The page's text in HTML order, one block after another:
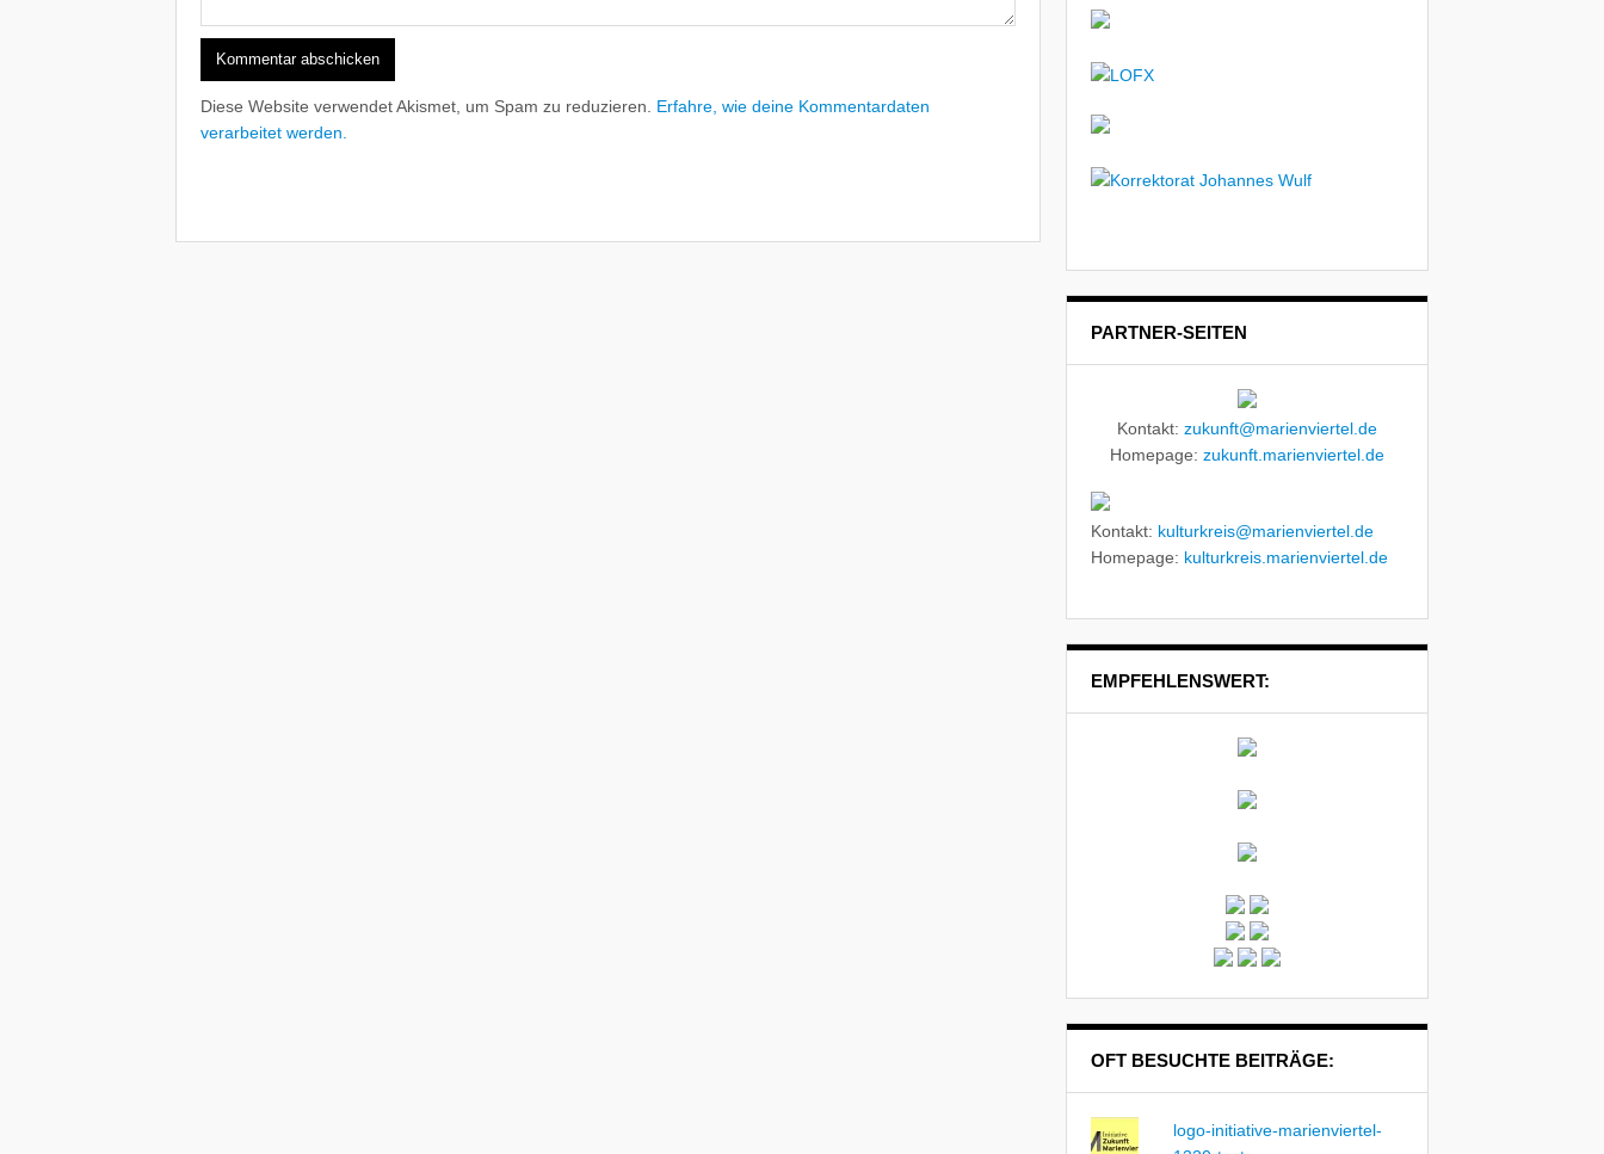
Diese Website verwendet Akismet, um Spam zu reduzieren. Erfahre, wie deine Kommentardaten
verarbeitet werden.
PARTNER-SEITEN
Kontakt: zukunft@marienviertel.de
Homepage: zukunft.marienviertel.de
Kontakt: kulturkreis@marienviertel.de
Homepage: kulturkreis.marienviertel.de
EMPFEHLENSWERT:
OFT BESUCHTE BEITRÄGE:
logo-initiative-marienviertel-